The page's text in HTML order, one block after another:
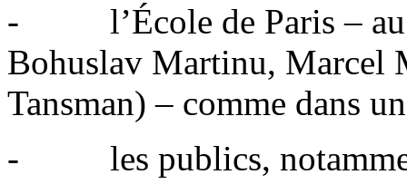
- l’École de Paris – au
Bohuslav Martinu, Marcel
Tansman) – comme dans
- les publics,